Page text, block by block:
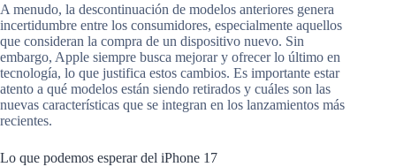
A menudo, la descontinuación de modelos anteriores genera
incertidumbre entre los consumidores, especialmente aquellos
que consideran la compra de un dispositivo nuevo. Sin
embargo, Apple siempre busca mejorar y ofrecer lo último en
tecnología, lo que justifica estos cambios. Es importante estar
atento a qué modelos están siendo retirados y cuáles son las
nuevas características que se integran en los lanzamientos más
recientes.
Lo que podemos esperar del iPhone 17